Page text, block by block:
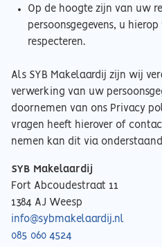
Op de hoogte zijn van uw
persoonsgegevens, u
respecteren.
Als SYB Makelaardij zijn wij
verwerking van uw
doornemen van ons Privacy
vragen heeft hierover of
nemen kan dit via
SYB Makelaardij
Fort Abcoudestraat 11
1384 AJ Weesp
info@sybmakelaardij.nl
085 060 4524